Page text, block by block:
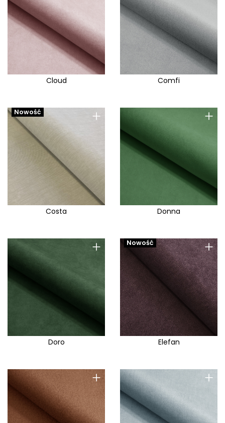
Cloud Comfi
+
Nowość
Costa
+
Donna
+
Doro
+
Nowość
Elefan
+ +